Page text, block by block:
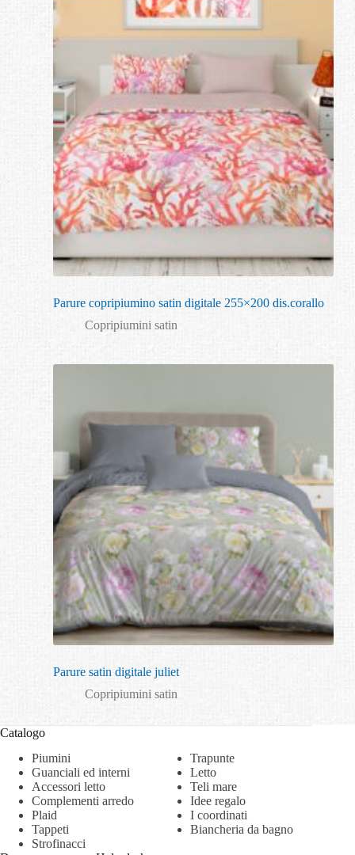
Parure copripiumino satin digitale 255×200 dis.corallo
Copripiumini satin
Parure satin digitale juliet
Copripiumini satin
Catalogo
Piumini
Trapunte
Guanciali ed interni
Letto
Accessori letto
Teli mare
Complementi arredo
Idee regalo
Plaid
I coordinati
Tappeti
Biancheria da bagno
Strofinacci